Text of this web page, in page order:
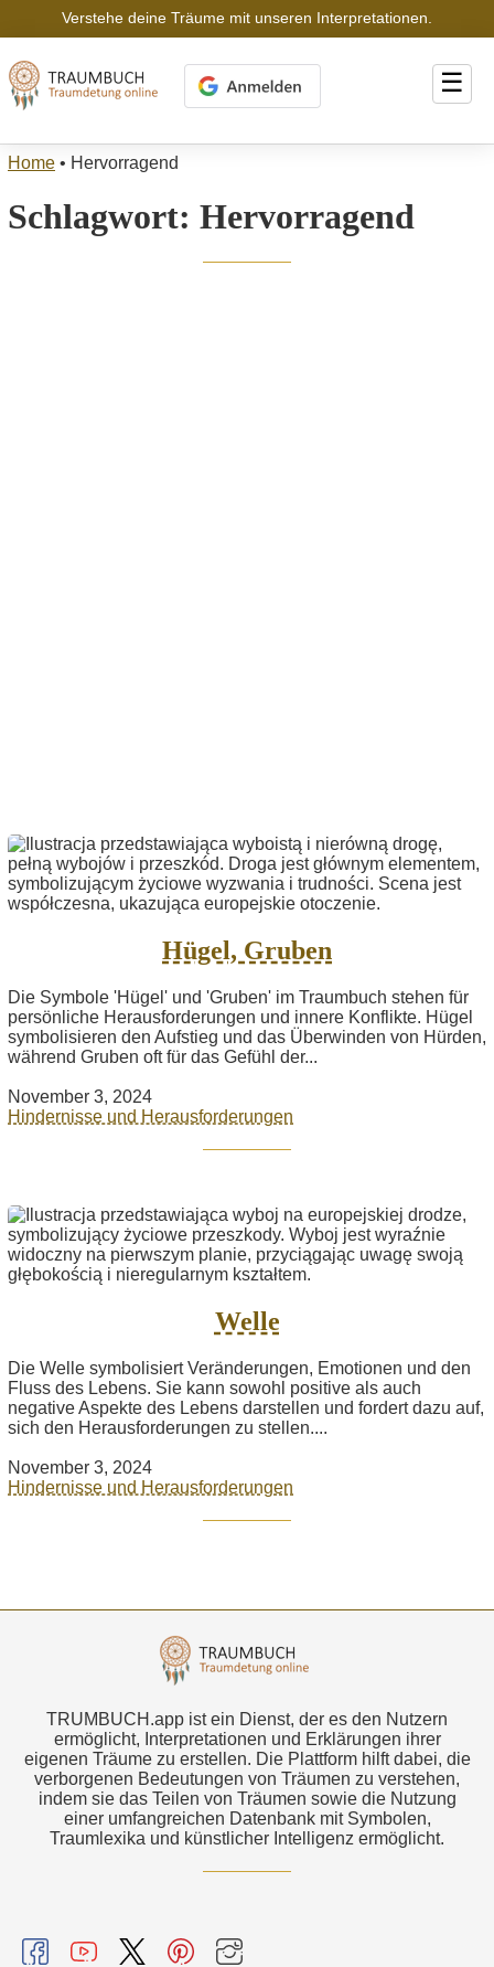
Verstehe deine Träume mit unseren Interpretationen.
☰
Home • Hervorragend
Schlagwort: Hervorragend
Hügel, Gruben
Die Symbole 'Hügel' und 'Gruben' im Traumbuch stehen für
persönliche Herausforderungen und innere Konflikte. Hügel
symbolisieren den Aufstieg und das Überwinden von Hürden,
während Gruben oft für das Gefühl der...
November 3, 2024
Hindernisse und Herausforderungen
Welle
Die Welle symbolisiert Veränderungen, Emotionen und den
Fluss des Lebens. Sie kann sowohl positive als auch
negative Aspekte des Lebens darstellen und fordert dazu auf,
sich den Herausforderungen zu stellen....
November 3, 2024
Hindernisse und Herausforderungen
TRUMBUCH.app ist ein Dienst, der es den Nutzern
ermöglicht, Interpretationen und Erklärungen ihrer
eigenen Träume zu erstellen. Die Plattform hilft dabei, die
verborgenen Bedeutungen von Träumen zu verstehen,
indem sie das Teilen von Träumen sowie die Nutzung
einer umfangreichen Datenbank mit Symbolen,
Traumlexika und künstlicher Intelligenz ermöglicht.